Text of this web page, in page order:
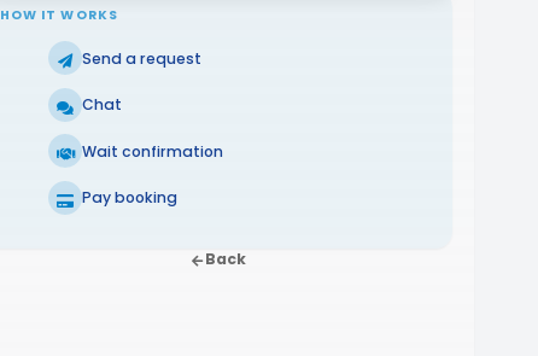
HOW IT WORKS
Send a request
Chat
Wait confirmation
Pay booking
Back